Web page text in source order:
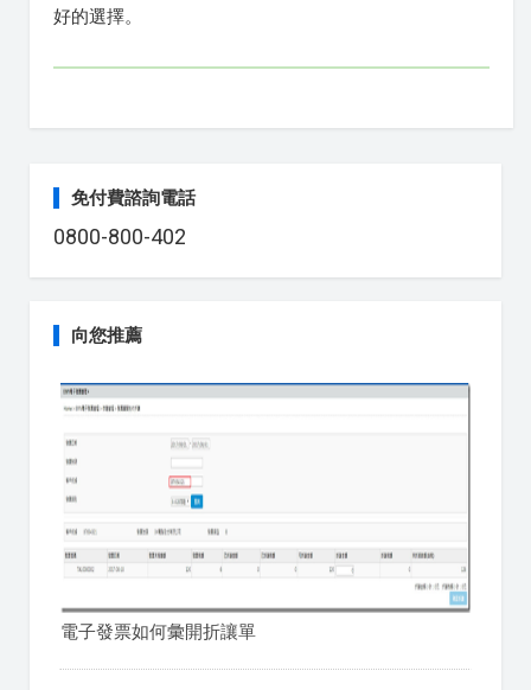
好的選擇。
免付費諮詢電話
0800-800-402
向您推薦
電子發票如何彙開折讓單